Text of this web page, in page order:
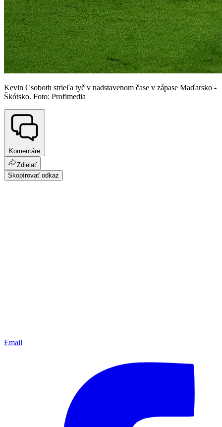
Kevin Csoboth strieľa tyč v nadstavenom čase v zápase Maďarsko -
Škótsko. Foto: Profimedia
Komentáre
Zdielať
Skopírovať odkaz
Email